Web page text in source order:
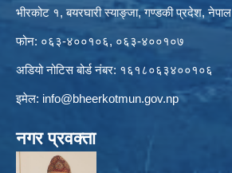
भीरकोट १, बयरघारी स्याङ्जा, गण्डकी प्रदेश, नेपाल
फोन: ०६३-४००१०६, ०६३-४००१०७
अडियो नोटिस बोर्ड नंबर: १६१८०६३४००१०६
इमेल: info@bheerkotmun.gov.np
नगर प्रवक्ता